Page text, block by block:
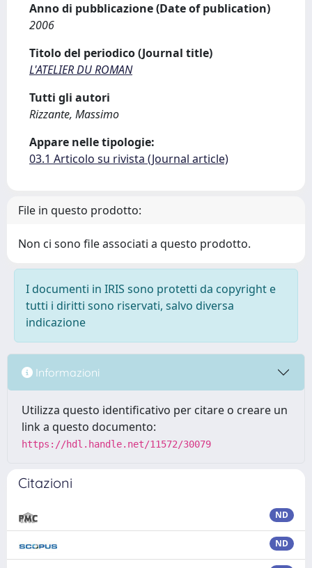
Anno di pubblicazione (Date of publication)
2006
Titolo del periodico (Journal title)
L'ATELIER DU ROMAN
Tutti gli autori
Rizzante, Massimo
Appare nelle tipologie:
03.1 Articolo su rivista (Journal article)
File in questo prodotto:
Non ci sono file associati a questo prodotto.
I documenti in IRIS sono protetti da copyright e
tutti i diritti sono riservati, salvo diversa
indicazione
Informazioni
Utilizza questo identificativo per citare o creare un
link a questo documento:
https://hdl.handle.net/11572/30079
Citazioni
ND
ND